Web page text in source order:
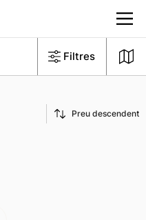
Filtres